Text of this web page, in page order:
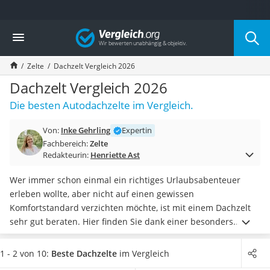
Die beliebtesten Vergleiche nach Kategorie
Freizeit & Sport
Gartentrampolin
Trampolin
Metalldetektor
Eufab-Fahrradträger
Trampolin 366 cm
Aluminium-Koffer
Futterboot
E-Bike-Dreirad
Trekkingschuhe Herren
Reisetasche mit Rollen
Klimmzugstation
Koffer
Nachtsichtgerät
Vergleich
Zelte Dachzelt Vergleich 2026
Dachzelt Vergleich 2026
Die besten Autodachzelte im Vergleich.
Von: Inke Gehrling
Expertin
Fachbereich:Zelte
Redakteurin: Henriette Ast
Wer immer schon einmal ein richtiges Urlaubsabenteuer
erleben wollte, aber nicht auf einen gewissen
Komfortstandard verzichten möchte, ist mit einem Dachzelt
sehr gut beraten. Hier finden Sie dank einer besonders
großenLiegefläche genug Platz, um den Urlaub alleine oder
zu zweit zu genießen, sogar das wichtigste Gepäck hat Platz.
1 - 2 von 10: Beste Dachzelte im Vergleich